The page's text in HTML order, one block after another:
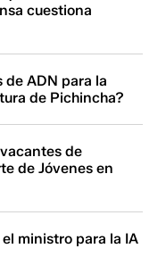
cuestiona
ADN para la
de Pichincha?
de
de Jóvenes en
ministro para la IA